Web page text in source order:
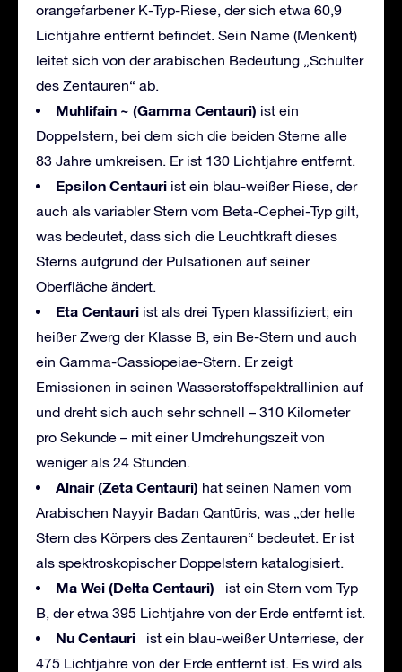
orangefarbener K-Typ-Riese, der sich etwa 60,9
Lichtjahre entfernt befindet. Sein Name (Menkent)
leitet sich von der arabischen Bedeutung „Schulter
des Zentauren“ ab.
Muhlifain ~ (Gamma Centauri) ist ein
Doppelstern, bei dem sich die beiden Sterne alle
83 Jahre umkreisen. Er ist 130 Lichtjahre entfernt.
Epsilon Centauri ist ein blau-weißer Riese, der
auch als variabler Stern vom Beta-Cephei-Typ gilt,
was bedeutet, dass sich die Leuchtkraft dieses
Sterns aufgrund der Pulsationen auf seiner
Oberfläche ändert.
Eta Centauri ist als drei Typen klassifiziert; ein
heißer Zwerg der Klasse B, ein Be-Stern und auch
ein Gamma-Cassiopeiae-Stern. Er zeigt
Emissionen in seinen Wasserstoffspektrallinien auf
und dreht sich auch sehr schnell – 310 Kilometer
pro Sekunde – mit einer Umdrehungszeit von
weniger als 24 Stunden.
Alnair (Zeta Centauri) hat seinen Namen vom
Arabischen Nayyir Badan Qanṭūris, was „der helle
Stern des Körpers des Zentauren“ bedeutet. Er ist
als spektroskopischer Doppelstern katalogisiert.
Ma Wei (Delta Centauri) ist ein Stern vom Typ
B, der etwa 395 Lichtjahre von der Erde entfernt ist.
Nu Centauri ist ein blau-weißer Unterriese, der
475 Lichtjahre von der Erde entfernt ist. Es wird als